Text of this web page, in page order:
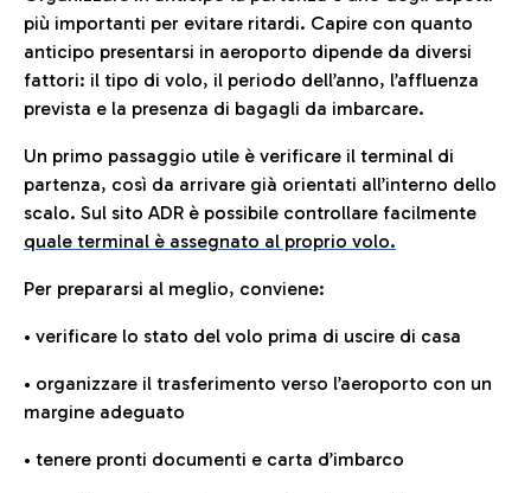
più importanti per evitare ritardi. Capire con quanto
anticipo presentarsi in aeroporto dipende da diversi
fattori: il tipo di volo, il periodo dell’anno, l’affluenza
prevista e la presenza di bagagli da imbarcare.
Un primo passaggio utile è verificare il terminal di
partenza, così da arrivare già orientati all’interno dello
scalo. Sul sito ADR è possibile controllare facilmente
quale terminal è assegnato al proprio volo.
Per prepararsi al meglio, conviene:
• verificare lo stato del volo prima di uscire di casa
• organizzare il trasferimento verso l’aeroporto con un
margine adeguato
• tenere pronti documenti e carta d’imbarco